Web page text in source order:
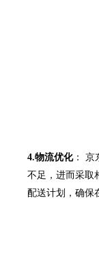
4.物流优化： 京
不足，进而采取
配送计划，确保